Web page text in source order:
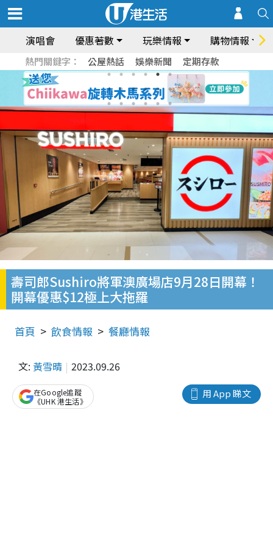
演唱會 優惠著數 玩樂情報 購物情報
熱門關鍵字： 公屋熱話 娛樂新聞 定期存款
壽司郎Sushiro將軍澳廣場店9月28日開幕！
開幕優惠$12極上大拖羅
首頁 飲食情報 餐廳情報
文: 黃雪晴 2023.09.26
用 App 睇文
在Google追蹤
《UHK 港生活》